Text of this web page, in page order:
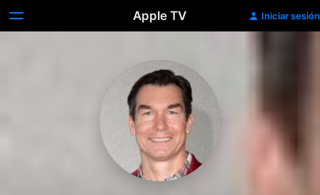
Apple TV Iniciar sesión